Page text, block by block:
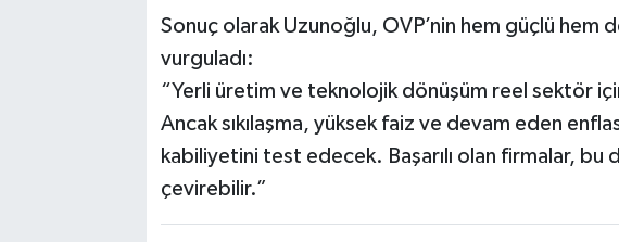
Sonuç olarak Uzunoğlu, OVP’nin hem güçlü hem
vurguladı:
“Yerli üretim ve teknolojik dönüşüm reel sektör
Ancak sıkılaşma, yüksek faiz ve devam eden
kabiliyetini test edecek. Başarılı olan firmalar, bu
çevirebilir.”